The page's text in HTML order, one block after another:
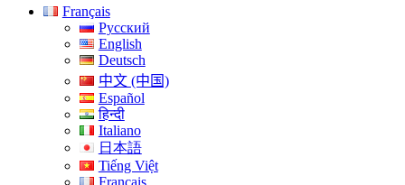
Français
Русский
English
Deutsch
中文 (中国)
Español
हिन्दी
Italiano
日本語
Tiếng Việt
Français